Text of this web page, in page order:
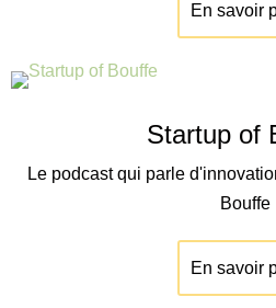
En savoir
Startup of
Le podcast qui parle
Bouffe
En savoir